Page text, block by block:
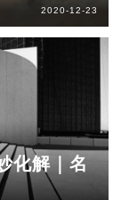
2020-12-23
化解｜名